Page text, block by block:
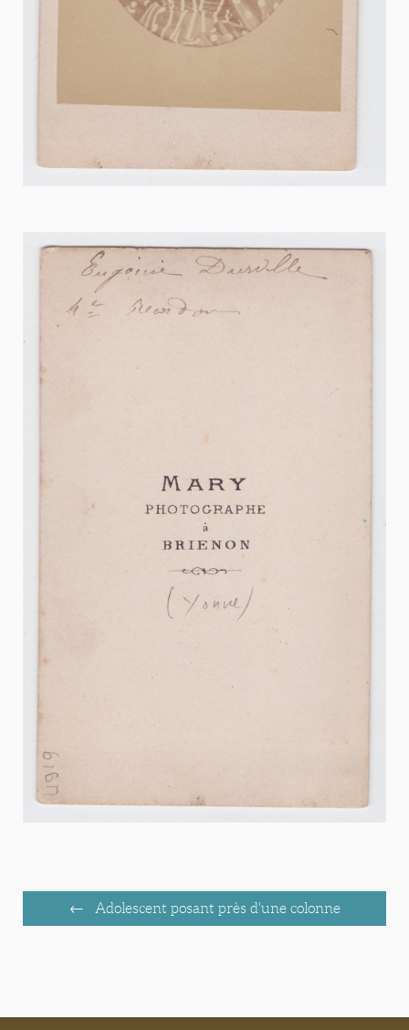
Adolescent posant près d'une colonne